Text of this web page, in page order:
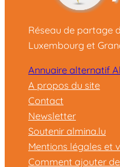
Réseau de partage
Luxembourg et
Annuaire alternatif
A propos du site
Contact
Newsletter
Soutenir almina.lu
Mentions légales et
Comment ajouter